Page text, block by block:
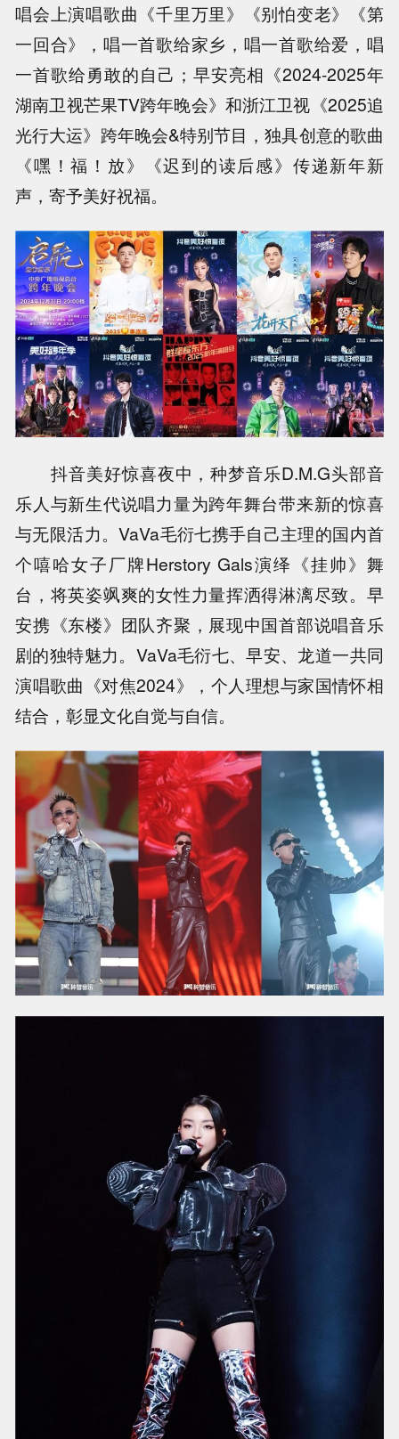
唱会上演唱歌曲《千里万里》《别怕变老》《第
一回合》，唱一首歌给家乡，唱一首歌给爱，唱
一首歌给勇敢的自己；早安亮相《2024-2025年
湖南卫视芒果TV跨年晚会》和浙江卫视《2025追
光行大运》跨年晚会&特别节目，独具创意的歌曲
《嘿！福！放》《迟到的读后感》传递新年新
声，寄予美好祝福。
抖音美好惊喜夜中，种梦音乐D.M.G头部音
乐人与新生代说唱力量为跨年舞台带来新的惊喜
与无限活力。VaVa毛衍七携手自己主理的国内首
个嘻哈女子厂牌Herstory Gals演绎《挂帅》舞
台，将英姿飒爽的女性力量挥洒得淋漓尽致。早
安携《东楼》团队齐聚，展现中国首部说唱音乐
剧的独特魅力。VaVa毛衍七、早安、龙道一共同
演唱歌曲《对焦2024》，个人理想与家国情怀相
结合，彰显文化自觉与自信。